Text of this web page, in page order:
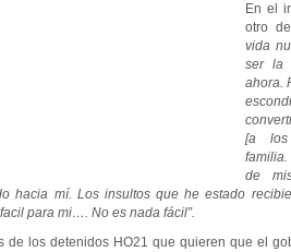
En el
otro
vida
ser la
ahora.
[a
de
hacia mí. Los insultos que he estado
para mi…. No es nada fácil”.
de los detenidos HO21 que quieren que el